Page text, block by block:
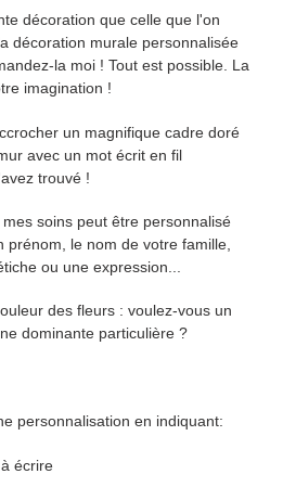
décoration que celle que l'on
décoration murale personnalisée
la moi ! Tout est possible. La
imagination !
un magnifique cadre doré
avec un mot écrit en fil
trouvé !
soins peut être personnalisé
prénom, le nom de votre famille,
ou une expression...
des fleurs : voulez-vous un
dominante particulière ?
personnalisation en indiquant:
écrire